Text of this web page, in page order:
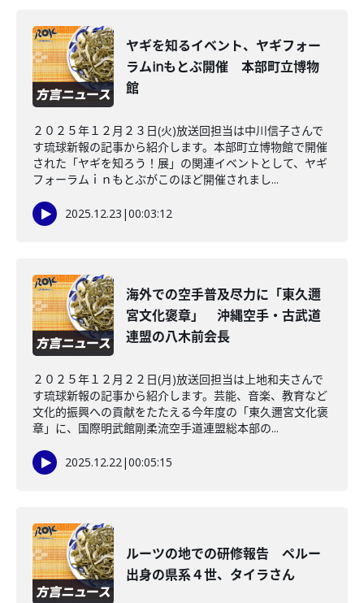
ヤギを知るイベント、ヤギフォー
ラムinもとぶ開催 本部町立博物
館
２０２５年１２月２３日(火)放送回担当は中川信子さんで
す琉球新報の記事から紹介します。本部町立博物館で開催
された「ヤギを知ろう！展」の関連イベントとして、ヤギ
フォーラムｉｎもとぶがこのほど開催されまし...
2025.12.23 |00:03:12
海外での空手普及尽力に「東久邇
宮文化褒章」 沖縄空手・古武道
連盟の八木前会長
２０２５年１２月２２日(月)放送回担当は上地和夫さんで
す琉球新報の記事から紹介します。芸能、音楽、教育など
文化的振興への貢献をたたえる今年度の「東久邇宮文化褒
章」に、国際明武館剛柔流空手道連盟総本部の...
2025.12.22|00:05:15
ルーツの地での研修報告 ペルー
出身の県系４世、タイラさん